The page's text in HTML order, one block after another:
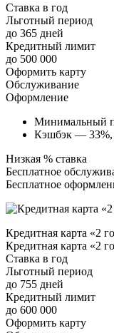
Ставка в год
Льготный период
до 365 дней
Кредитный лимит
до 500 000
Оформить карту
Обслуживание
Оформление
Минимальный
Кэшбэк — 33%,
Низкая % ставка
Бесплатное
Бесплатное
Кредитная карта «2
Кредитная карта «2
Ставка в год
Льготный период
до 755 дней
Кредитный лимит
до 600 000
Оформить карту